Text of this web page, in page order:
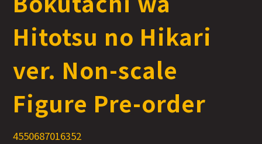
Hitotsu no Hikari
ver. Non-scale
Figure Pre-order
4550687016352